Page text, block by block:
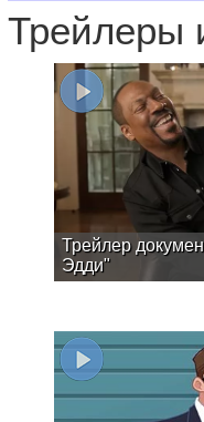
Трейлеры
Трейлер
Эдди"